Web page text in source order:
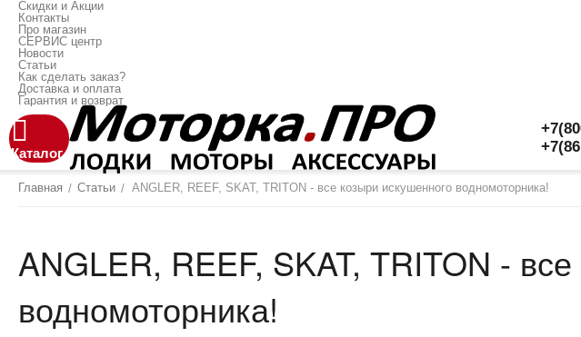
Скидки и Акции
Контакты
Про магазин
СЕРВИС центр
Новости
Статьи
Как сделать заказ?
Доставка и оплата
Гарантия и возврат
Каталог
Главная / Статьи / ANGLER, REEF, SKAT, TRITON - все козыри искушенного водномоторника!
ANGLER, REEF, SKAT, TRITON -
водномоторника!